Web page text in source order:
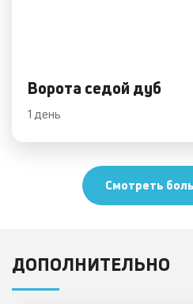
Ворота седой дуб
1 день
Смотреть
ДОПОЛНИТЕЛЬНО